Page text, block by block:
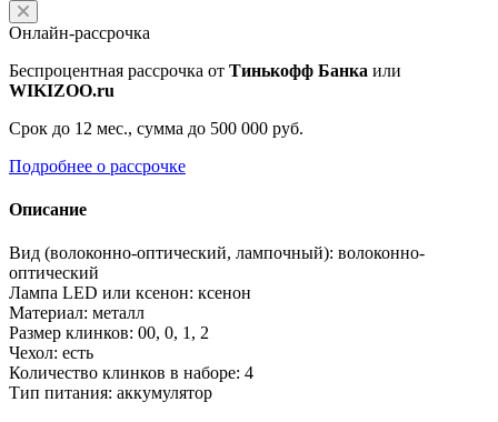
Онлайн-рассрочка
Беспроцентная рассрочка от Тинькофф Банка или
WIKIZOO.ru
Срок до 12 мес., сумма до 500 000 руб.
Подробнее о рассрочке
Описание
Вид (волоконно-оптический, лампочный): волоконно-
оптический
Лампа LED или ксенон: ксенон
Материал: металл
Размер клинков: 00, 0, 1, 2
Чехол: есть
Количество клинков в наборе: 4
Тип питания: аккумулятор